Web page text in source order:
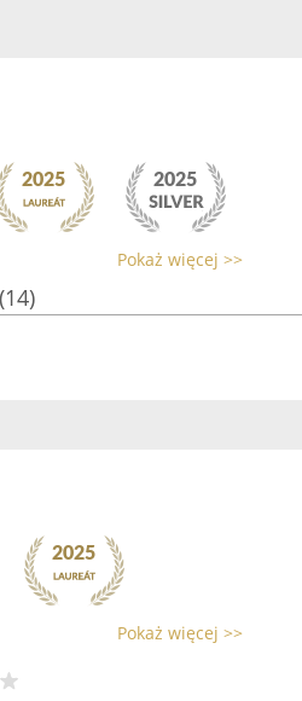
Pokaż więcej >>
(14)
Pokaż więcej >>